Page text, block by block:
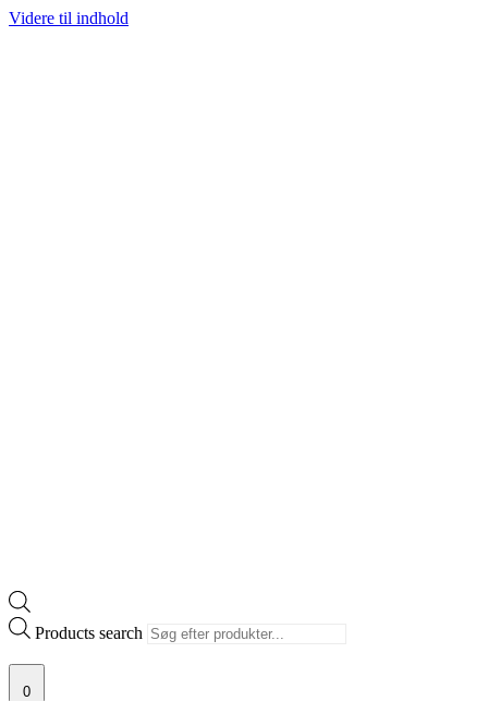
Videre til indhold
Products search
0